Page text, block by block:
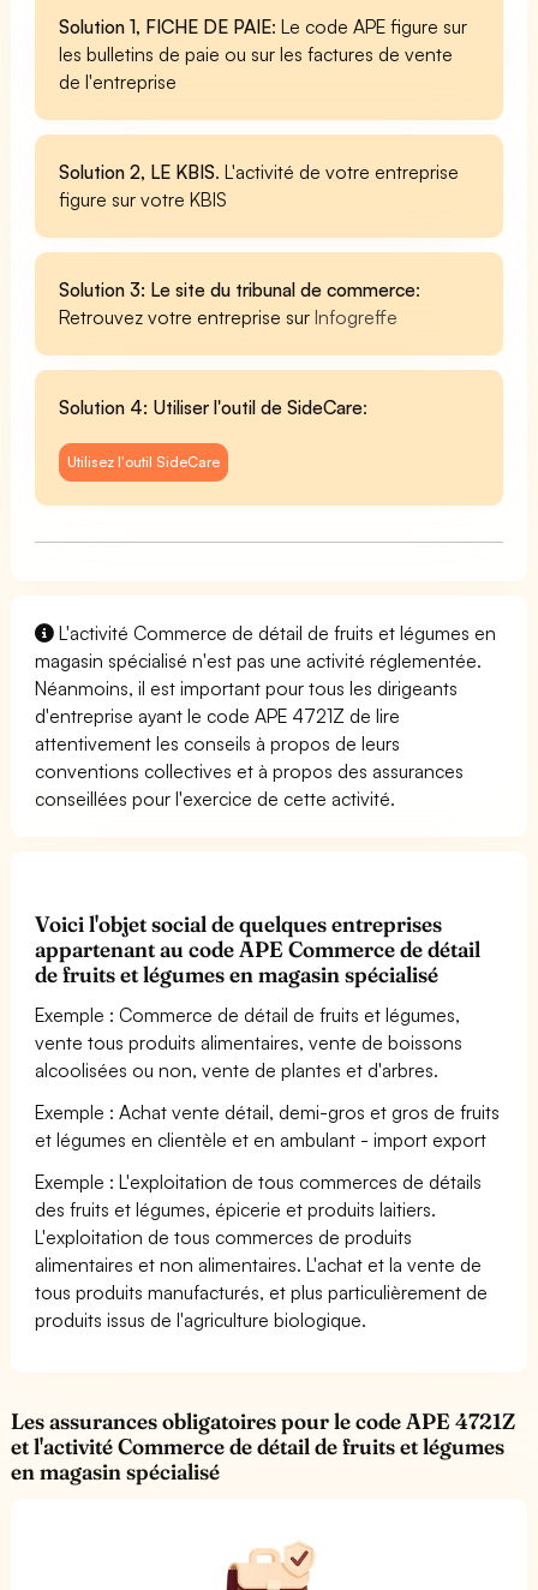
Solution 1, FICHE DE PAIE: Le code APE figure sur
les bulletins de paie ou sur les factures de vente
de l'entreprise
Solution 2, LE KBIS. L'activité de votre entreprise
figure sur votre KBIS
Solution 3: Le site du tribunal de commerce:
Retrouvez votre entreprise surInfogreffe
Solution 4: Utiliser l'outil de SideCare:
Utilisez l'outil SideCare
L'activité Commerce de détail de fruits et légumes en
magasin spécialisé n'est pas une activité réglementée.
Néanmoins, il est important pour tous les dirigeants
d'entreprise ayant le code APE 4721Z de lire
attentivement les conseils à propos de leurs
conventions collectives et à propos des assurances
conseillées pour l'exercice de cette activité.
Voici l'objet social de quelques entreprises
appartenant au code APE Commerce de détail
de fruits et légumes en magasin spécialisé
Exemple : Commerce de détail de fruits et légumes,
vente tous produits alimentaires, vente de boissons
alcoolisées ou non, vente de plantes et d'arbres.
Exemple : Achat vente détail, demi-gros et gros de fruits
et légumes en clientèle et en ambulant - import export
Exemple : L'exploitation de tous commerces de détails
des fruits et légumes, épicerie et produits laitiers.
L'exploitation de tous commerces de produits
alimentaires et non alimentaires. L'achat et la vente de
tous produits manufacturés, et plus particulièrement de
produits issus de l'agriculture biologique.
Les assurances obligatoires pour le code APE 4721Z
et l'activité Commerce de détail de fruits et légumes
en magasin spécialisé